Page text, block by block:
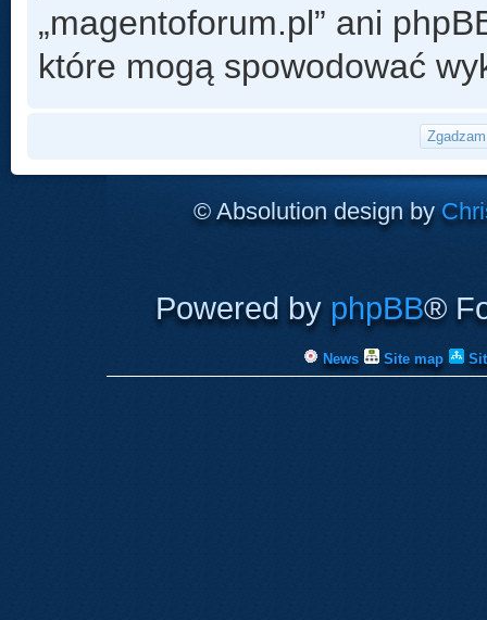
„magentoforum.pl” ani
które mogą spowodować
© Absolution design by
Powered by phpBB®
News Site map